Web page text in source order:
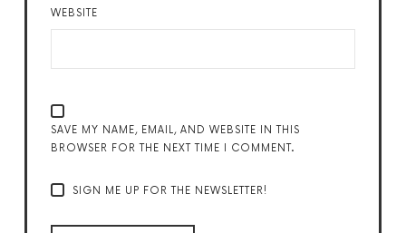
WEBSITE
SAVE MY NAME, EMAIL, AND WEBSITE IN THIS
BROWSER FOR THE NEXT TIME I COMMENT.
SIGN ME UP FOR THE NEWSLETTER!